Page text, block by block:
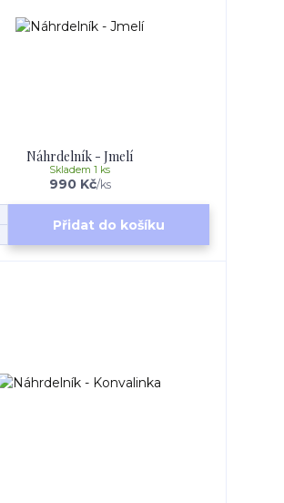
Náhrdelník - Jmelí
990 Kč/ks
Skladem 1 ks
Přidat do košíku